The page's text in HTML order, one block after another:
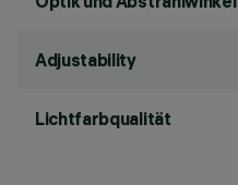
Adjustability
Lichtfarbqualität